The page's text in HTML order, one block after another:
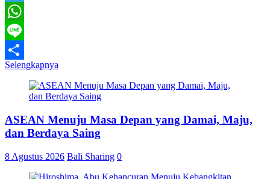
Telegram
WhatsApp
Line
Share
Selengkapnya
ASEAN Menuju Masa Depan yang Damai, Maju,
dan Berdaya Saing
8 Agustus 2026 Bali Sharing 0